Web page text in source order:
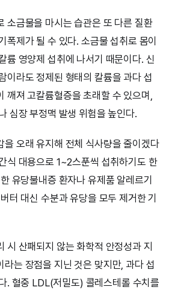
소금물을 마시는 습관은 또 다른 질환
폭제가 될 수 있다. 소금물 섭취로 몸이
륨 영양제 섭취에 나서기 때문이다. 신
이라도 정제된 형태의 칼륨을 과다 섭
깨져 고칼륨혈증을 초래할 수 있으며,
심장 부정맥 발생 위험을 높인다.
을 오래 유지해 전체 식사량을 줄이겠다
식 대용으로 1~2스푼씩 섭취하기도 한
유당불내증 환자나 유제품 알레르기
터 대신 수분과 유당을 모두 제거한 기
시 산패되지 않는 화학적 안정성과 지
라는 장점을 지닌 것은 맞지만, 과다 섭
. 혈중 LDL(저밀도) 콜레스테롤 수치를